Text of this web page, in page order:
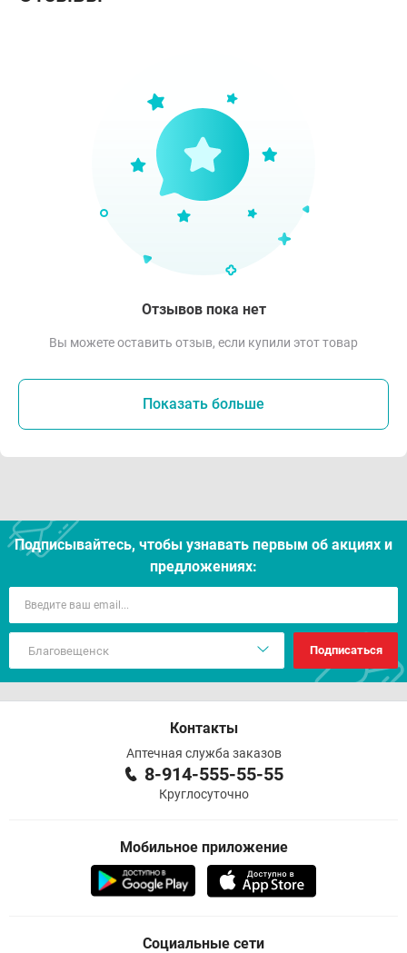
Отзывов пока нет
Вы можете оставить отзыв, если купили этот товар
Показать больше
Подписывайтесь, чтобы узнавать первым об акцияx и
предложениях:
Подписаться
Контакты
Аптечная служба заказов
8-914-555-55-55
Круглосуточно
Мобильное приложение
Социальные сети